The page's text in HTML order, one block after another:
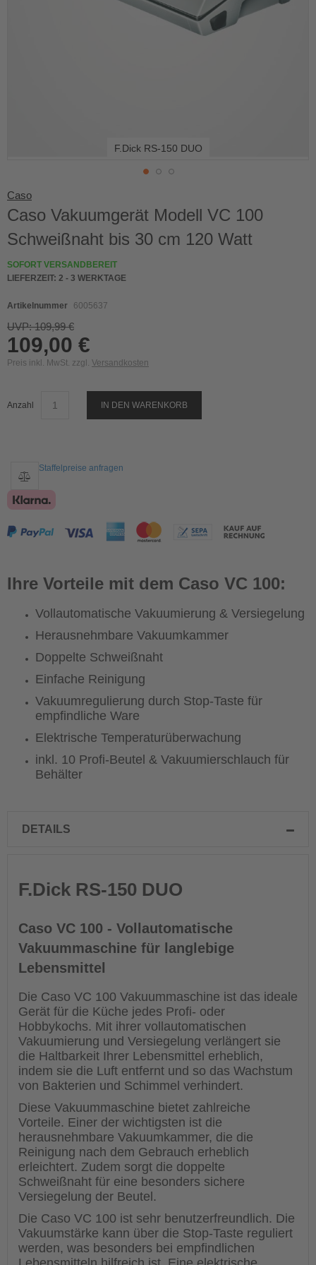
Caso
Caso Vakuumgerät Modell VC 100
Schweißnaht bis 30 cm 120 Watt
SOFORT VERSANDBEREIT
LIEFERZEIT: 2 - 3 WERKTAGE
Artikelnummer 6005637
UVP: 109,99 €
109,00 €
Preis inkl. MwSt. zzgl. Versandkosten
Anzahl IN DEN WARENKORB
Staffelpreise anfragen
Ihre Vorteile mit dem Caso VC 100:
Vollautomatische Vakuumierung & Versiegelung
Herausnehmbare Vakuumkammer
Doppelte Schweißnaht
Einfache Reinigung
Vakuumregulierung durch Stop-Taste für
empfindliche Ware
Elektrische Temperaturüberwachung
inkl. 10 Profi-Beutel & Vakuumierschlauch für
Behälter
F.Dick RS-150 DUO
to
the
of
images
gallery
DETAILS
F.Dick RS-150 DUO
Caso VC 100 - Vollautomatische
Vakuummaschine für langlebige
Lebensmittel
Die Caso VC 100 Vakuummaschine ist das ideale
Gerät für die Küche jedes Profi- oder
Hobbykochs. Mit ihrer vollautomatischen
Vakuumierung und Versiegelung verlängert sie
die Haltbarkeit Ihrer Lebensmittel erheblich,
indem sie die Luft entfernt und so das Wachstum
von Bakterien und Schimmel verhindert.
Diese Vakuummaschine bietet zahlreiche
Vorteile. Einer der wichtigsten ist die
herausnehmbare Vakuumkammer, die die
Reinigung nach dem Gebrauch erheblich
erleichtert. Zudem sorgt die doppelte
Schweißnaht für eine besonders sichere
Versiegelung der Beutel.
Die Caso VC 100 ist sehr benutzerfreundlich. Die
Vakuumstärke kann über die Stop-Taste reguliert
werden, was besonders bei empfindlichen